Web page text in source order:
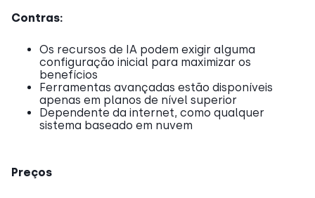
Contras:
Os recursos de IA podem exigir alguma
configuração inicial para maximizar os
benefícios
Ferramentas avançadas estão disponíveis
apenas em planos de nível superior
Dependente da internet, como qualquer
sistema baseado em nuvem
Preços